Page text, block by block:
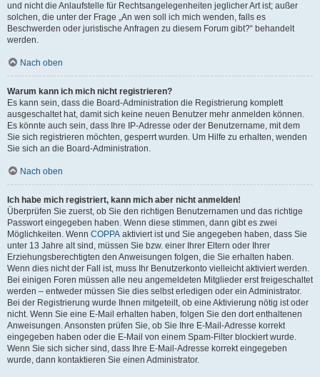
und nicht die Anlaufstelle für Rechtsangelegenheiten jeglicher Art ist; außer
solchen, die unter der Frage „An wen soll ich mich wenden, falls es
Beschwerden oder juristische Anfragen zu diesem Forum gibt?“ behandelt
werden.
Nach oben
Warum kann ich mich nicht registrieren?
Es kann sein, dass die Board-Administration die Registrierung komplett
ausgeschaltet hat, damit sich keine neuen Benutzer mehr anmelden können.
Es könnte auch sein, dass Ihre IP-Adresse oder der Benutzername, mit dem
Sie sich registrieren möchten, gesperrt wurden. Um Hilfe zu erhalten, wenden
Sie sich an die Board-Administration.
Nach oben
Ich habe mich registriert, kann mich aber nicht anmelden!
Überprüfen Sie zuerst, ob Sie den richtigen Benutzernamen und das richtige
Passwort eingegeben haben. Wenn diese stimmen, dann gibt es zwei
Möglichkeiten. Wenn COPPA aktiviert ist und Sie angegeben haben, dass Sie
unter 13 Jahre alt sind, müssen Sie bzw. einer Ihrer Eltern oder Ihrer
Erziehungsberechtigten den Anweisungen folgen, die Sie erhalten haben.
Wenn dies nicht der Fall ist, muss Ihr Benutzerkonto vielleicht aktiviert werden.
Bei einigen Foren müssen alle neu angemeldeten Mitglieder erst freigeschaltet
werden – entweder müssen Sie dies selbst erledigen oder ein Administrator.
Bei der Registrierung wurde Ihnen mitgeteilt, ob eine Aktivierung nötig ist oder
nicht. Wenn Sie eine E-Mail erhalten haben, folgen Sie den dort enthaltenen
Anweisungen. Ansonsten prüfen Sie, ob Sie Ihre E-Mail-Adresse korrekt
eingegeben haben oder die E-Mail von einem Spam-Filter blockiert wurde.
Wenn Sie sich sicher sind, dass Ihre E-Mail-Adresse korrekt eingegeben
wurde, dann kontaktieren Sie einen Administrator.